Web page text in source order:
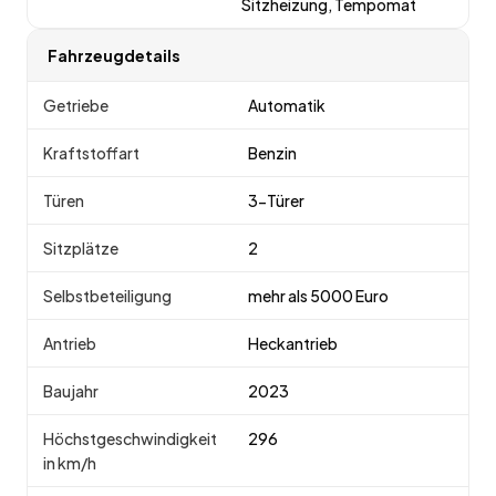
Sitzheizung, Tempomat
Fahrzeugdetails
Getriebe Automatik
Kraftstoffart Benzin
Türen 3-Türer
Sitzplätze 2
Selbstbeteiligung mehr als 5000 Euro
Antrieb Heckantrieb
Baujahr 2023
Höchstgeschwindigkeit
in km/h
296